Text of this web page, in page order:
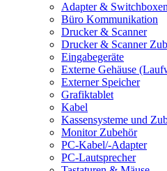
Adapter & Switchboxen
Büro Kommunikation
Drucker & Scanner
Drucker & Scanner
Eingabegeräte
Externe Gehäuse
Externer Speicher
Grafiktablet
Kabel
Kassensysteme und
Monitor Zubehör
PC-Kabel/-Adapter
PC-Lautsprecher